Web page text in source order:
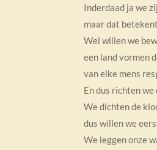
Inderdaad ja we
maar dat
Wel willen we
een land vormen
van elke mens
En dus richten
We dichten de
dus willen we
We leggen onze